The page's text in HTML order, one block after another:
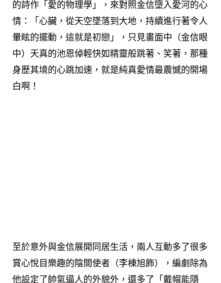
的詩作「愛的物理學」，來對照金信墮入愛河的心
情：「心臟，從天空墜落到大地，持續進行著令人
暈眩的擺動，這就是初戀」，只見畫面中（金信眼
中）天真的池恩倬輕快如精靈般跳著、笑著，那種
身歷其境的心跳加速，就是純真愛情最震憾的開場
白啊！
至於意外與金信展開同居生活，兩人互動多了很多
賞心悅目樂趣的陰間使者（李棟旭飾），編劇除為
他設定了帥氣逼人的外貌外，還多了「戴帽能隱